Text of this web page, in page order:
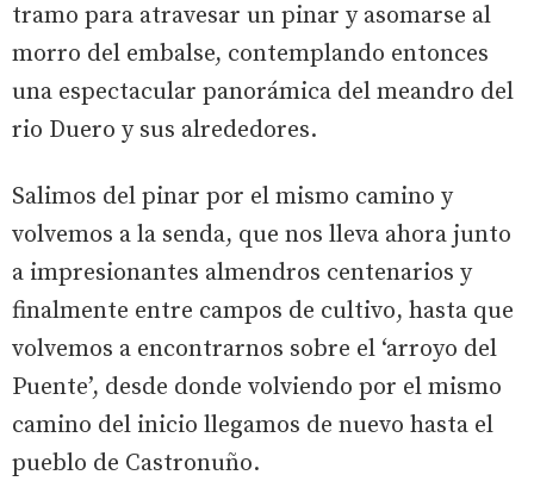
tramo para atravesar un pinar y asomarse al
morro del embalse, contemplando entonces
una espectacular panorámica del meandro del
rio Duero y sus alrededores.
Salimos del pinar por el mismo camino y
volvemos a la senda, que nos lleva ahora junto
a impresionantes almendros centenarios y
finalmente entre campos de cultivo, hasta que
volvemos a encontrarnos sobre el ‘arroyo del
Puente’, desde donde volviendo por el mismo
camino del inicio llegamos de nuevo hasta el
pueblo de Castronuño.